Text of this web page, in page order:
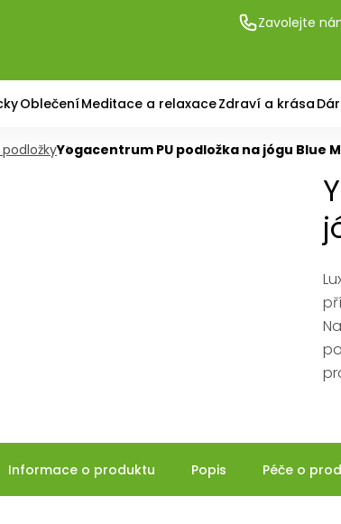
Zavolejte
OblečeníMeditace a relaxaceZdraví a krása
Yogacentrum PU podložka na jógu Blue
Informace o produktu Popis Péče o